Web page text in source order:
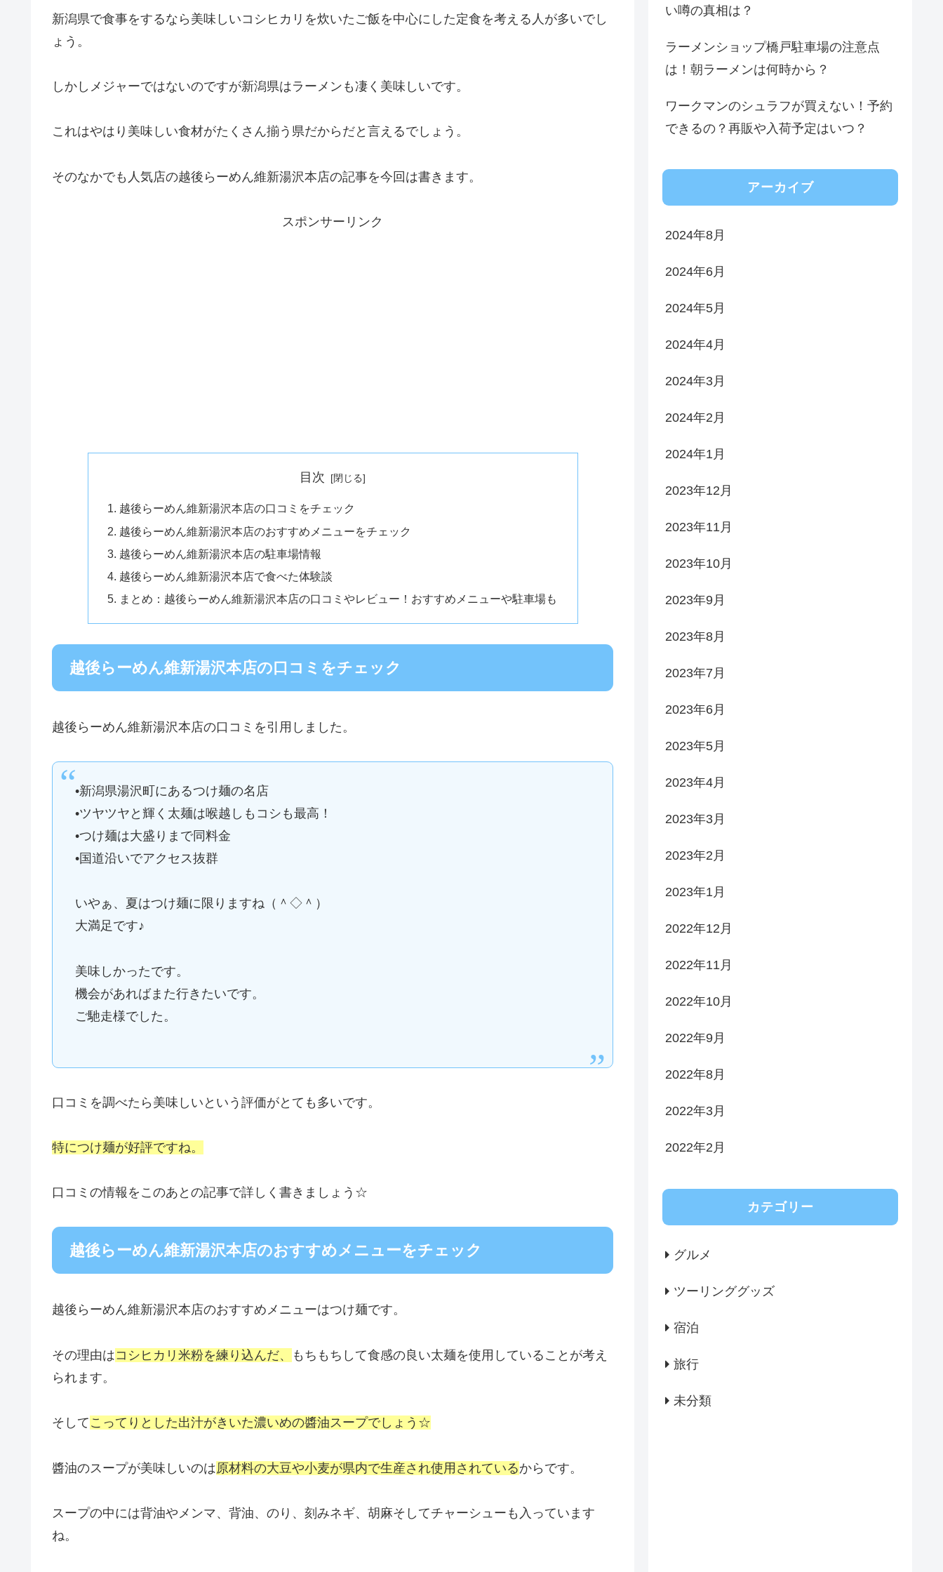
新潟県で食事をするなら美味しいコシヒカリを炊いたご飯を中心にした定食を考える人が多いでし
ょう。
しかしメジャーではないのですが新潟県はラーメンも凄く美味しいです。
これはやはり美味しい食材がたくさん揃う県だからだと言えるでしょう。
そのなかでも人気店の越後らーめん維新湯沢本店の記事を今回は書きます。
スポンサーリンク
目次
越後らーめん維新湯沢本店の口コミをチェック
越後らーめん維新湯沢本店のおすすめメニューをチェック
越後らーめん維新湯沢本店の駐車場情報
越後らーめん維新湯沢本店で食べた体験談
まとめ：越後らーめん維新湯沢本店の口コミやレビュー！おすすめメニューや駐車場も
越後らーめん維新湯沢本店の口コミをチェック
越後らーめん維新湯沢本店の口コミを引用しました。
•新潟県湯沢町にあるつけ麺の名店
•ツヤツヤと輝く太麺は喉越しもコシも最高！
•つけ麺は大盛りまで同料金
•国道沿いでアクセス抜群
いやぁ、夏はつけ麺に限りますね（＾◇＾）
大満足です♪
美味しかったです。
機会があればまた行きたいです。
ご馳走様でした。
口コミを調べたら美味しいという評価がとても多いです。
特につけ麺が好評ですね。
口コミの情報をこのあとの記事で詳しく書きましょう☆
越後らーめん維新湯沢本店のおすすめメニューをチェック
越後らーめん維新湯沢本店のおすすめメニューはつけ麺です。
その理由はコシヒカリ米粉を練り込んだ、
もちもちして食感の良い太麺を使用していることが考え
られます。
そして こってりとした出汁がきいた濃いめの醬油スープでしょう☆
醬油のスープが美味しいのは原材料の大豆や小麦が県内で生産され使用されているからです。
スープの中には背油やメンマ、背油、のり、刻みネギ、胡麻そしてチャーシューも入っています
ね。
い噂の真相は？
ラーメンショップ橋戸駐車場の注意点
は！朝ラーメンは何時から？
ワークマンのシュラフが買えない！予約
できるの？再販や入荷予定はいつ？
アーカイブ
2024年8月
2024年6月
2024年5月
2024年4月
2024年3月
2024年2月
2024年1月
2023年12月
2023年11月
2023年10月
2023年9月
2023年8月
2023年7月
2023年6月
2023年5月
2023年4月
2023年3月
2023年2月
2023年1月
2022年12月
2022年11月
2022年10月
2022年9月
2022年8月
2022年3月
2022年2月
カテゴリー
グルメ
ツーリンググッズ
宿泊
旅行
未分類